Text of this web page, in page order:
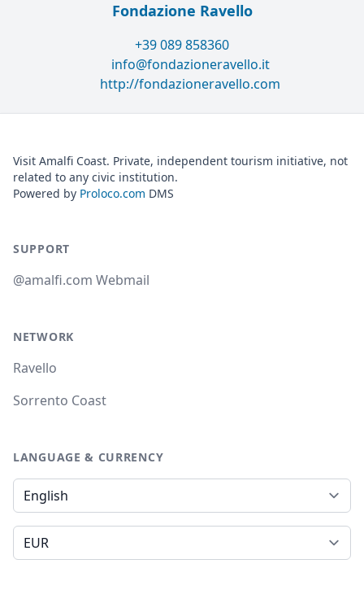
Fondazione Ravello
+39 089 858360
info@fondazioneravello.it
http://fondazioneravello.com
Visit Amalfi Coast. Private, independent tourism initiative, not
related to any civic institution.
Powered by Proloco.com DMS
SUPPORT
@amalfi.com Webmail
NETWORK
Ravello
Sorrento Coast
LANGUAGE & CURRENCY
Language
Currency